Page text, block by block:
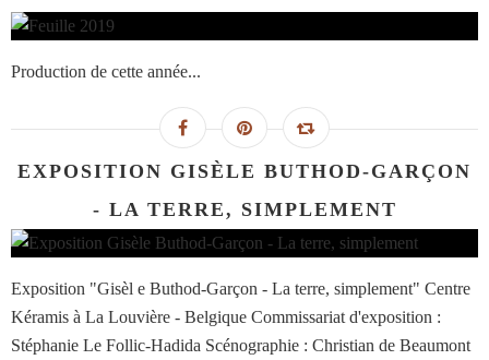
Production de cette année...
EXPOSITION GISÈLE BUTHOD-GARÇON
- LA TERRE, SIMPLEMENT
Exposition "Gisèl e Buthod-Garçon - La terre, simplement" Centre
Kéramis à La Louvière - Belgique Commissariat d'exposition :
Stéphanie Le Follic-Hadida Scénographie : Christian de Beaumont